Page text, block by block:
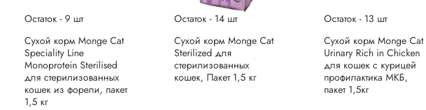
Остаток - 9 шт
Сухой корм Monge Cat
Speciality Line
Monoprotein Sterilised
для стерилизованных
кошек из форели, пакет
1,5 кг
Остаток - 14 шт
Сухой корм Monge Cat
Sterilized для
стерилизованных
кошек, Пакет 1,5 кг
Остаток - 13 шт
Сухой корм Monge Cat
Urinary Rich in Chicken
для кошек с курицей
профилактика МКБ,
пакет 1,5кг